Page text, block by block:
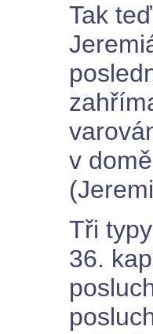
Tak
v
Tři
36.